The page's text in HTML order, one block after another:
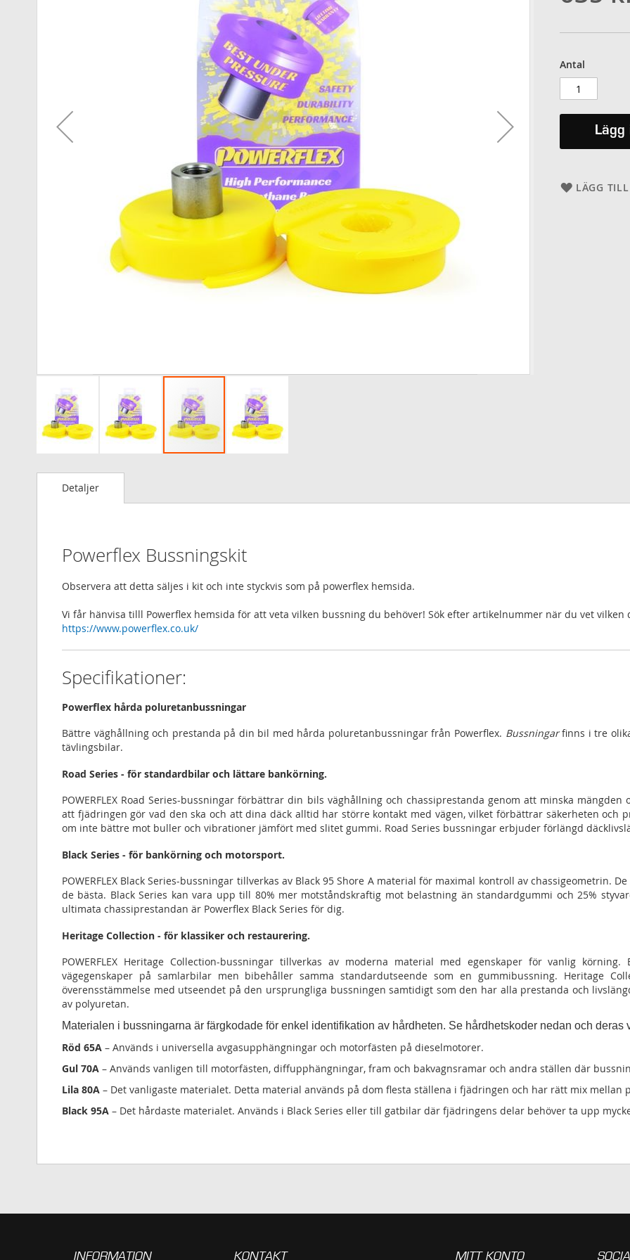
Antal
Lägg
LÄGG
till
börjanDetaljer
Powerflex Bussningskit
Observera att detta säljes i kit och inte styckvis som på powerflex hemsida.
Vi får hänvisa tilll Powerflex hemsida för att veta vilken bussning du behöver! Sök efter artikelnummer när du vet vilken
https://www.powerflex.co.uk/
Specifikationer:
Powerflex hårda poluretanbussningar
Bättre väghållning och prestanda på din bil med hårda poluretanbussningar från Powerflex. Bussningarfinns i tre
tävlingsbilar.
Road Series - för standardbilar och lättare bankörning.
POWERFLEX Road Series-bussningar förbättrar din bils väghållning och chassiprestanda genom att minska
att fjädringen gör vad den ska och att dina däck alltid har större kontakt med vägen, vilket förbättrar säkerheten och
om inte bättre mot buller och vibrationer jämfört med slitet gummi. Road Series bussningar erbjuder förlängd
Black Series - för bankörning och motorsport.
POWERFLEX Black Series-bussningar tillverkas av Black 95 Shore A material för maximal kontroll av chassigeometrin.
de bästa. Black Series kan vara upp till 80% mer motståndskraftig mot belastning än standardgummi och 25%
ultimata chassiprestandan är Powerflex Black Series för dig.
Heritage Collection - för klassiker och restaurering.
POWERFLEX Heritage Collection-bussningar tillverkas av moderna material med egenskaper för vanlig
vägegenskaper på samlarbilar men bibehåller samma standardutseende som en gummibussning. Heritage
överensstämmelse med utseendet på den ursprungliga bussningen samtidigt som den har alla prestanda och
av polyuretan.
Materialen i bussningarna är färgkodade för enkel identifikation av hårdheten. Se hårdhetskoder nedan och
Röd 65A – Används i universella avgasupphängningar och motorfästen på dieselmotorer.
Gul 70A – Används vanligen till motorfästen, diffupphängningar, fram och bakvagnsramar och andra ställen där
Lila 80A – Det vanligaste materialet. Detta material används på dom flesta ställena i fjädringen och har rätt mix mellan
Black 95A – Det hårdaste materialet. Används i Black Series eller till gatbilar där fjädringens delar behöver ta upp
INFORMATION KONTAKT MITT KONTO